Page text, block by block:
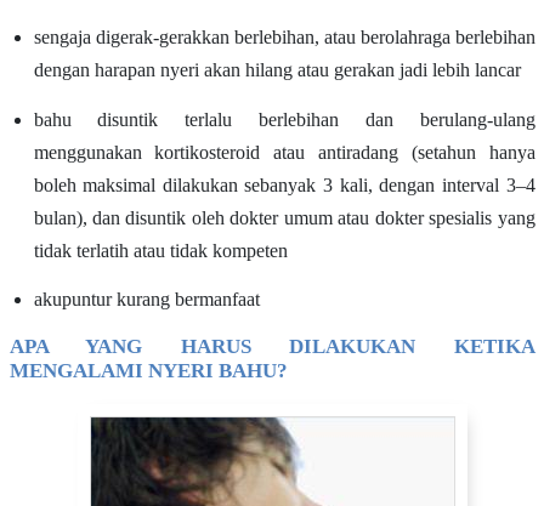
sengaja digerak-gerakkan berlebihan, atau berolahraga berlebihan
dengan harapan nyeri akan hilang atau gerakan jadi lebih lancar
bahu disuntik terlalu berlebihan dan berulang-ulang
menggunakan kortikosteroid atau antiradang (setahun hanya
boleh maksimal dilakukan sebanyak 3 kali, dengan interval 3–4
bulan), dan disuntik oleh dokter umum atau dokter spesialis yang
tidak terlatih atau tidak kompeten
akupuntur kurang bermanfaat
APA YANG HARUS DILAKUKAN KETIKA
MENGALAMI NYERI BAHU?